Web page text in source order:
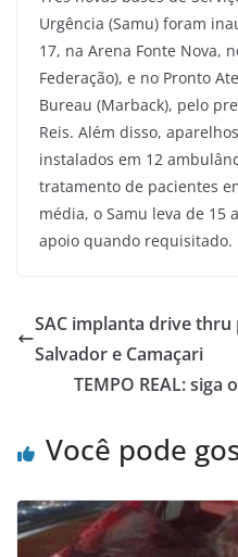
Urgência (Samu) foram
17, na Arena Fonte Nova,
Federação), e no Pronto
Bureau (Marback), pelo
Reis. Além disso,
instalados em 12
tratamento de pacientes
média, o Samu leva de 15
apoio quando requisitado.
SAC implanta drive thru
Salvador e Camaçari
TEMPO REAL: siga
Você pode